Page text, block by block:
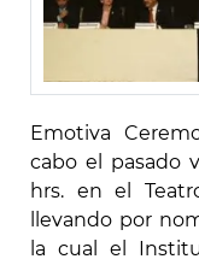
Emotiva
cabo el pasado
hrs. en el
llevando por
la cual el